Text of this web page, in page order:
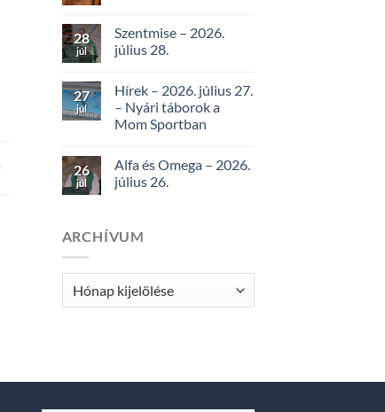
28
júl
Szentmise – 2026.
július 28.
27
júl
Hírek – 2026. július 27.
– Nyári táborok a
Mom Sportban
26
júl
Alfa és Omega – 2026.
július 26.
ARCHÍVUM
Archívum